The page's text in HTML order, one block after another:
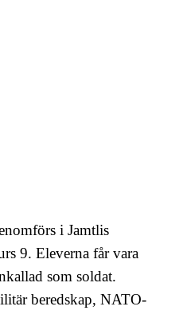
i Jamtlis
9. Eleverna får vara
som soldat.
beredskap, NATO-